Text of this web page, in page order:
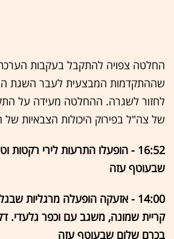
החלטה צפויה להתקבל בעקבות
שההתקדמות המבצעית לעבר השגת
לחזור לשגרה. ההחלטה מעידה על
של צה"ל בפירוק היכולות הצבאיות
16:52 - הופעלו התרעות לירי
שבעוטף עזה
14:00 - אזעקה הופעלה מרגליות
קריית שמונה, משגב עם וכפר גלעדי.
בכרם שלום שבעוטף עזה